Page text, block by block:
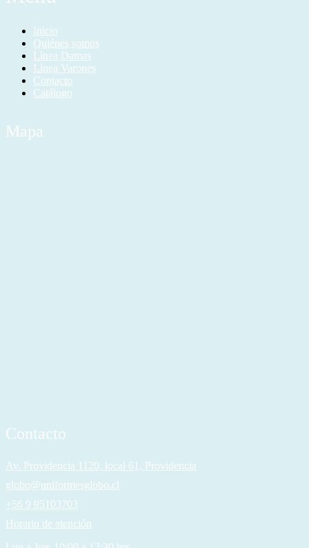
Inicio
Quiénes somos
Línea Damas
Línea Varones
Contacto
Catálogo
Mapa
Contacto
Av. Providencia 1120, local 61, Providencia
globo@uniformesglobo.cl
+56 9 95103703
Horario de atención